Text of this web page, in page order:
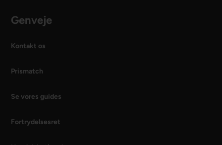
Genveje
Kontakt os
Prismatch
Se vores guides
Fortrydelsesret